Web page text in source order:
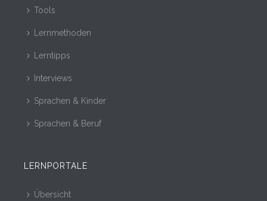
Tools
Lernmethoden
Lerntipps
Interviews
Sprachen & Kinder
Sprachen & Beruf
LERNPORTALE
Übersicht